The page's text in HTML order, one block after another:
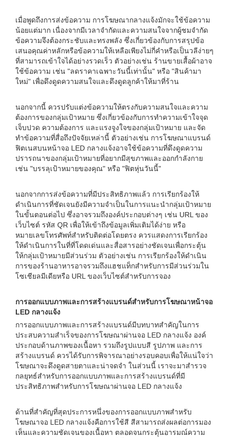
เมื่อพูดถึงการส่งข้อความ การโฆษณากลางแจ้งมักจะใช้ข้อความ
น้อยแต่มาก เนื่องจากมีเวลาจำกัดและความสนใจจากผู้ชมจำกัด
ข้อความจึงต้องกระชับและทรงพลัง ซึ่งเกี่ยวข้องกับการสรุปข้อ
เสนอคุณค่าหลักหรือข้อความให้เหลือเพียงไม่กี่คำหรือเป็นวลีง่ายๆ
ที่สามารถเข้าใจได้อย่างรวดเร็ว ตัวอย่างเช่น ร้านขายเสื้อผ้าอาจ
ใช้ข้อความ เช่น "ลดราคาเฉพาะวันนี้เท่านั้น" หรือ "สินค้ามา
ใหม่" เพื่อดึงดูดความสนใจและดึงดูดลูกค้าให้มาที่ร้าน
นอกจากนี้ ควรปรับแต่งข้อความให้ตรงกับความสนใจและความ
ต้องการของกลุ่มเป้าหมาย ซึ่งเกี่ยวข้องกับการทำความเข้าใจจุด
เจ็บปวด ความต้องการ และแรงจูงใจของกลุ่มเป้าหมาย และจัด
ทำข้อความที่สื่อถึงปัจจัยเหล่านี้ ตัวอย่างเช่น การโฆษณาแบรนด์
ฟิตเนสบนหน้าจอ LED กลางแจ้งอาจใช้ข้อความที่ดึงดูดความ
ปรารถนาของกลุ่มเป้าหมายที่อยากมีสุขภาพและออกกำลังกาย
เช่น "บรรลุเป้าหมายของคุณ" หรือ "ฟิตหุ่นวันนี้"
นอกจากการส่งข้อความที่มีประสิทธิภาพแล้ว การเรียกร้องให้
ดำเนินการที่ชัดเจนยังมีความจำเป็นในการแนะนำกลุ่มเป้าหมาย
ในขั้นตอนต่อไป ซึ่งอาจรวมถึงองค์ประกอบต่างๆ เช่น URL ของ
เว็บไซต์ รหัส QR เพื่อให้เข้าถึงข้อมูลเพิ่มเติมได้ง่าย หรือ
หมายเลขโทรศัพท์สำหรับติดต่อโดยตรง ควรแสดงการเรียกร้อง
ให้ดำเนินการในที่ที่โดดเด่นและสื่อสารอย่างชัดเจนเพื่อกระตุ้น
ให้กลุ่มเป้าหมายมีส่วนร่วม ตัวอย่างเช่น การเรียกร้องให้ดำเนิน
การของร้านอาหารอาจรวมถึงแฮชแท็กสำหรับการมีส่วนร่วมใน
โซเชียลมีเดียหรือ URL ของเว็บไซต์สำหรับการจอง
การออกแบบภาพและการสร้างแบรนด์สำหรับการโฆษณาหน้าจอ
LED กลางแจ้ง
การออกแบบภาพและการสร้างแบรนด์มีบทบาทสำคัญในการ
ประสบความสำเร็จของการโฆษณาผ่านจอ LED กลางแจ้ง องค์
ประกอบด้านภาพของเนื้อหา รวมถึงรูปแบบสี รูปภาพ และการ
สร้างแบรนด์ ควรได้รับการพิจารณาอย่างรอบคอบเพื่อให้แน่ใจว่า
โฆษณาจะดึงดูดสายตาและน่าจดจำ ในส่วนนี้ เราจะมาสำรวจ
กลยุทธ์สำหรับการออกแบบภาพและการสร้างแบรนด์ที่มี
ประสิทธิภาพสำหรับการโฆษณาผ่านจอ LED กลางแจ้ง
ด้านที่สำคัญที่สุดประการหนึ่งของการออกแบบภาพสำหรับ
โฆษณาจอ LED กลางแจ้งคือการใช้สี สีสามารถส่งผลต่อการมอง
เห็นและความชัดเจนของเนื้อหา ตลอดจนกระตุ้นอารมณ์ความ